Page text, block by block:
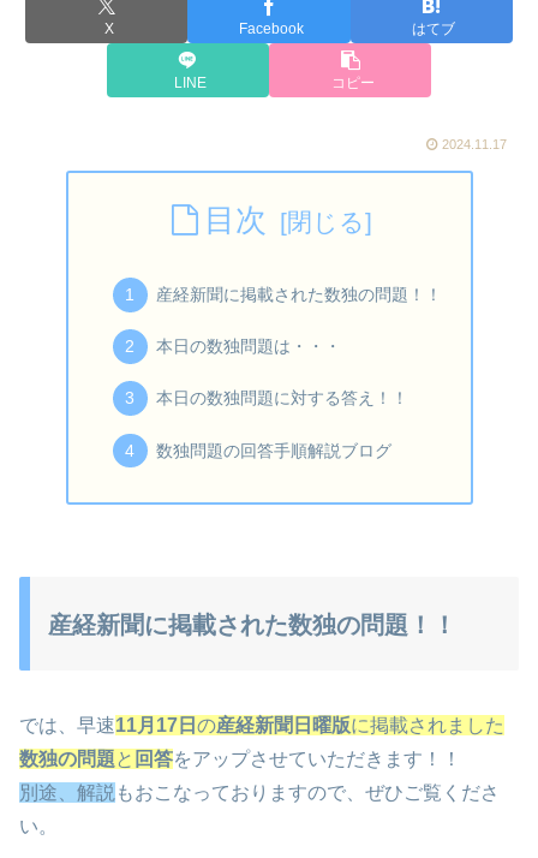
X Facebook はてブ
LINE コピー
2024.11.17
目次
産経新聞に掲載された数独の問題！！
本日の数独問題は・・・
本日の数独問題に対する答え！！
数独問題の回答手順解説ブログ
産経新聞に掲載された数独の問題！！
では、早速11月17日 の産経新聞日曜版に掲載されました
数独の問題 と 回答をアップさせていただきます！！
別途、解説 もおこなっておりますので、ぜひご覧くださ
い。